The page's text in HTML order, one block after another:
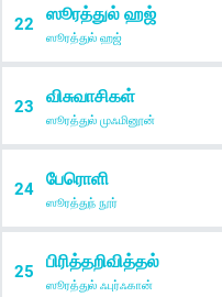
22 ஸூரத்துல் ஹஜ்
ஸூரத்துல் ஹஜ்
23 விசுவாசிகள்
ஸூரத்துல் முஃமினூன்
24 பேரொளி
ஸூரத்துந் நூர்
25 பிரித்தறிவித்தல்
ஸூரத்துல் ஃபுர்ஃகான்